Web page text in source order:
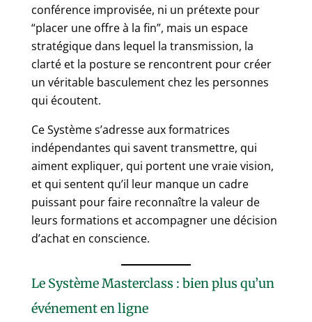
conférence improvisée, ni un prétexte pour
“placer une offre à la fin”, mais un espace
stratégique dans lequel la transmission, la
clarté et la posture se rencontrent pour créer
un véritable basculement chez les personnes
qui écoutent.
Ce Système s’adresse aux formatrices
indépendantes qui savent transmettre, qui
aiment expliquer, qui portent une vraie vision,
et qui sentent qu’il leur manque un cadre
puissant pour faire reconnaître la valeur de
leurs formations et accompagner une décision
d’achat en conscience.
Le Système Masterclass : bien plus qu’un
événement en ligne